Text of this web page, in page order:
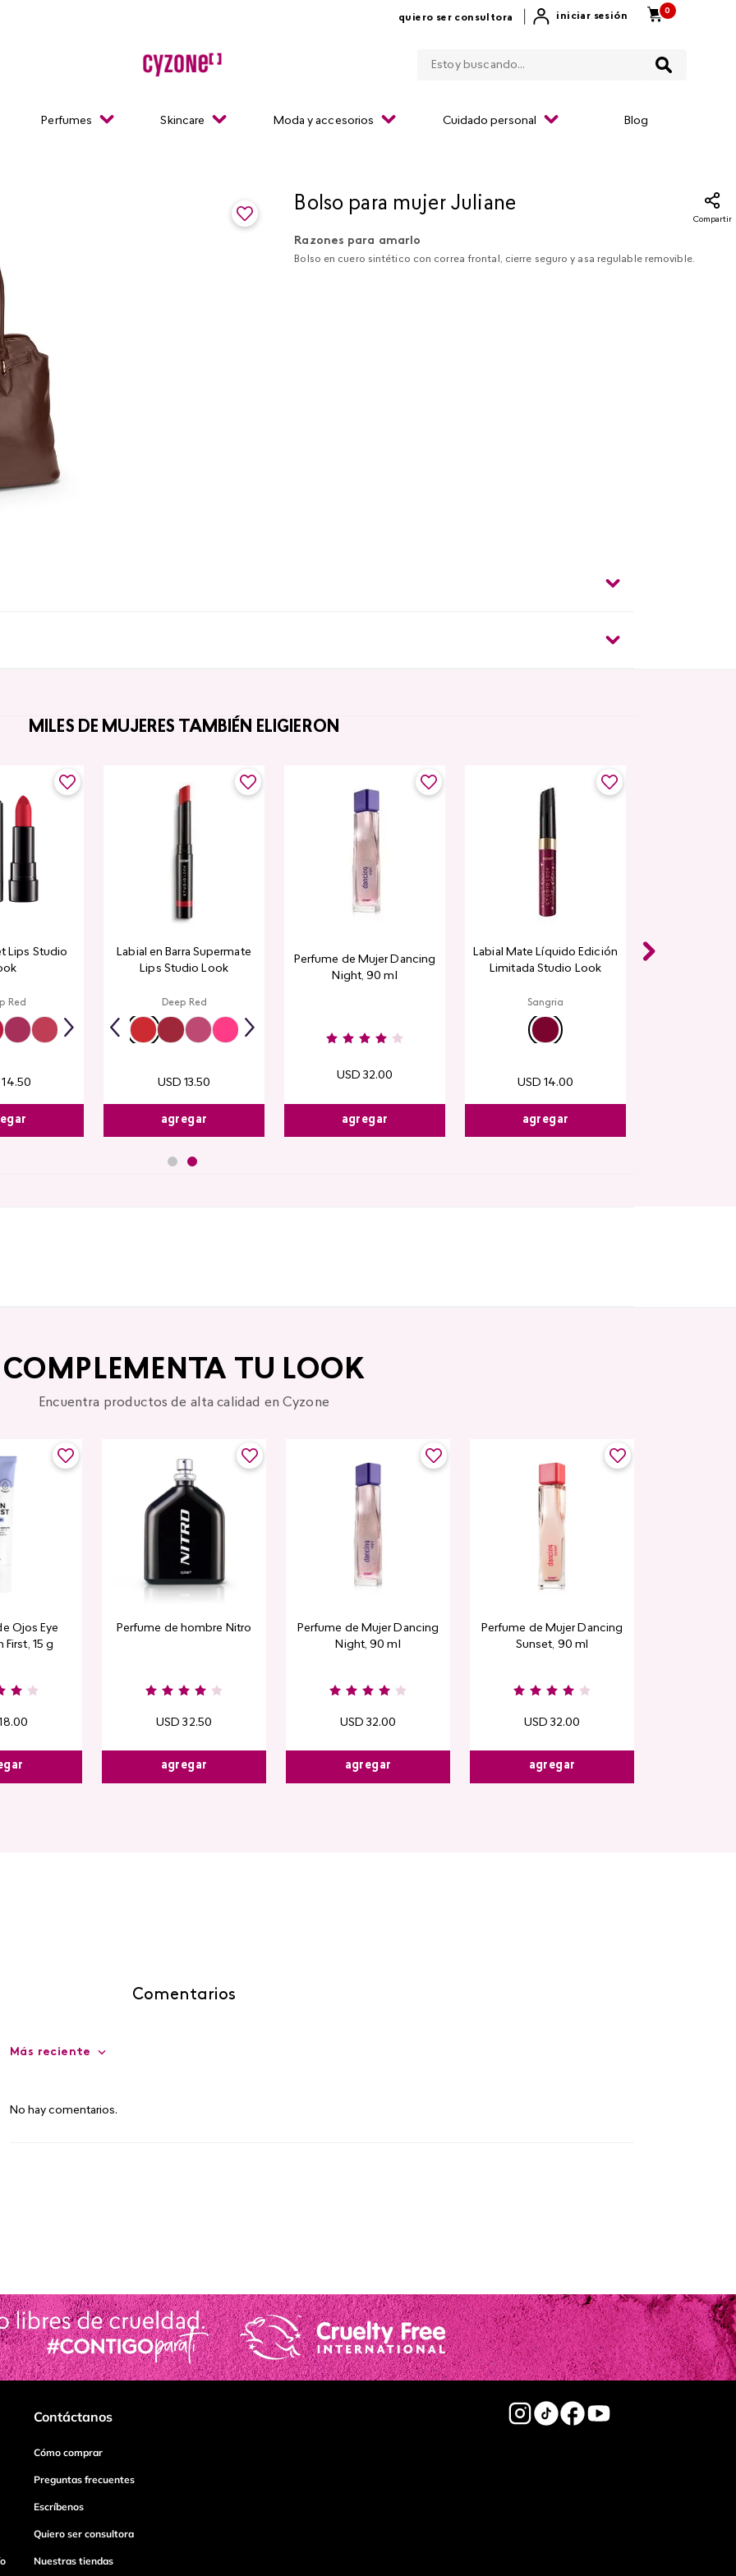
quiero ser consultora iniciar sesión
0
Perfumes Skincare Moda y accesorios Cuidado personal Blog
Bolso para mujer Juliane
Compartir
Razones para amarlo
Bolso en cuero sintético con correa frontal, cierre seguro y asa regulable removible.
MILES DE MUJERES TAMBIÉN ELIGIERON
Lips Studio
Red
14.50
Labial en Barra Supermate
Lips Studio Look
Deep Red
USD 13.50
agregar
Perfume de Mujer Dancing
Night, 90 ml
USD 32.00
agregar
Labial Mate Líquido Edición
Limitada Studio Look
Sangria
USD 14.00
agregar
COMPLEMENTA TU LOOK
Encuentra productos de alta calidad en Cyzone
Ojos Eye
First, 15 g
.00
Perfume de hombre Nitro
USD 32.50
agregar
Perfume de Mujer Dancing
Night, 90 ml
USD 32.00
agregar
Perfume de Mujer Dancing
Sunset, 90 ml
USD 32.00
agregar
Comentarios
Más reciente
No hay comentarios.
Contáctanos
Cómo comprar
Preguntas frecuentes
Escríbenos
Quiero ser consultora
Nuestras tiendas